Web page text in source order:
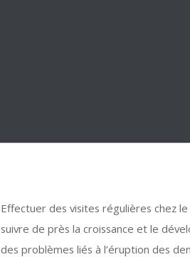
Effectuer des visites régulières chez
suivre de près la croissance et le
des problèmes liés à l’éruption des